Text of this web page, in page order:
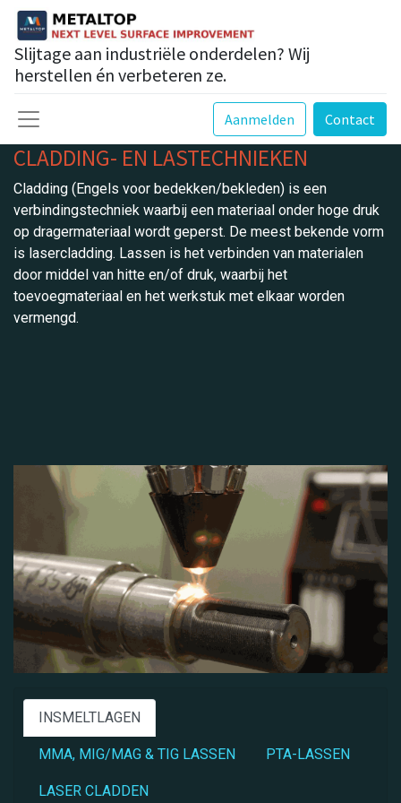
Slijtage aan industriële onderdelen? Wij
herstellen én verbeteren ze.
Aanmelden Contact
CLADDING- EN LASTECHNIEKEN
Cladding (Engels voor bedekken/bekleden) is een
verbindingstechniek waarbij een materiaal onder hoge druk
op dragermateriaal wordt geperst. De meest bekende vorm
is lasercladding. Lassen is het verbinden van materialen
door middel van hitte en/of druk, waarbij het
toevoegmateriaal en het werkstuk met elkaar worden
vermengd.
INSMELTLAGEN
MMA, MIG/MAG & TIG LASSEN PTA-LASSEN
LASER CLADDEN